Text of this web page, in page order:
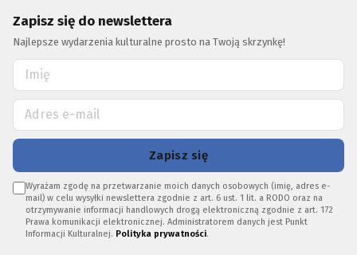
Zapisz się do newslettera
Najlepsze wydarzenia kulturalne prosto na Twoją skrzynkę!
Zapisz się
Wyrażam zgodę na przetwarzanie moich danych osobowych (imię, adres e-
mail) w celu wysyłki newslettera zgodnie z art. 6 ust. 1 lit. a RODO oraz na
otrzymywanie informacji handlowych drogą elektroniczną zgodnie z art. 172
Prawa komunikacji elektronicznej. Administratorem danych jest Punkt
Informacji Kulturalnej. Polityka prywatności.